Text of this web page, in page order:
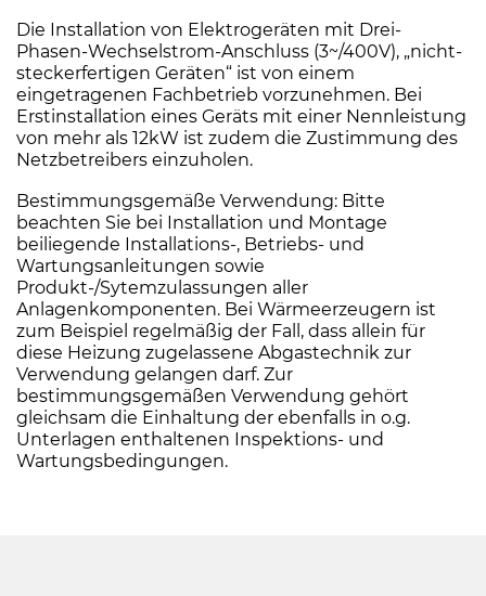
Die Installation von Elektrogeräten mit Drei-
Phasen-Wechselstrom-Anschluss (3~/400V), „nicht-
steckerfertigen Geräten“ ist von einem
eingetragenen Fachbetrieb vorzunehmen. Bei
Erstinstallation eines Geräts mit einer Nennleistung
von mehr als 12kW ist zudem die Zustimmung des
Netzbetreibers einzuholen.
Bestimmungsgemäße Verwendung: Bitte
beachten Sie bei Installation und Montage
beiliegende Installations-, Betriebs- und
Wartungsanleitungen sowie
Produkt-/Sytemzulassungen aller
Anlagenkomponenten. Bei Wärmeerzeugern ist
zum Beispiel regelmäßig der Fall, dass allein für
diese Heizung zugelassene Abgastechnik zur
Verwendung gelangen darf. Zur
bestimmungsgemäßen Verwendung gehört
gleichsam die Einhaltung der ebenfalls in o.g.
Unterlagen enthaltenen Inspektions- und
Wartungsbedingungen.